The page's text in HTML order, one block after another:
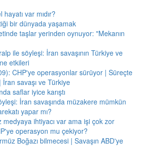
var mıdır?
bir dünyada yaşamak
taşlar yerinden oynuyor: "Mekanın
ile söyleşi: İran savaşının Türkiye ve
etkileri
CHP'ye operasyonlar sürüyor | Süreçte
savaşı ve Türkiye
saflar iyice karıştı
İran savaşında müzakere mümkün
yapar mı?
medyaya ihtiyacı var ama işi çok zor
operasyon mu çekiyor?
Boğazı bilmecesi | Savaşın ABD'ye